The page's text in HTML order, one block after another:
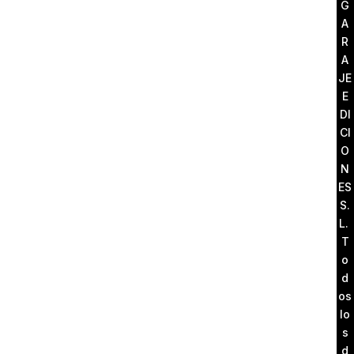
G
A
R
A
JE
E
DI
CI
O
N
ES
S.
L.
T
o
d
os
lo
s
d